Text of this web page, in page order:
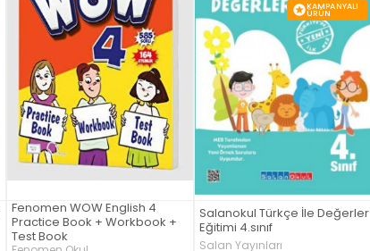
Fenomen WOW English 4
Practice Book + Workbook +
Test Book
KAMPANYALI
ÜRÜN
Salanokul Türkçe İle Değerler
Eğitimi 4.sınıf
Salan Yayınları